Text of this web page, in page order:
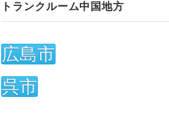
トランクルーム中国地方
広島市
呉市